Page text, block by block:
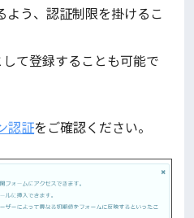
よう、認証制限を掛けるこ
て登録することも可能で
認証をご確認ください。